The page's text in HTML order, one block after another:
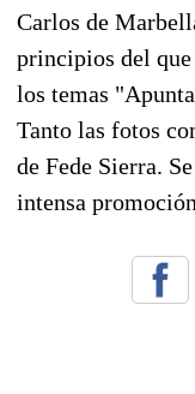
Carlos de
principios del
los temas
Tanto las fotos
de Fede Sierra.
intensa